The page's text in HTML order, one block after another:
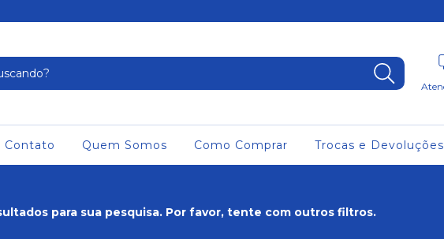
Contato Quem Somos Como Comprar Trocas e Devoluções
para sua pesquisa. Por favor, tente com outros filtros.